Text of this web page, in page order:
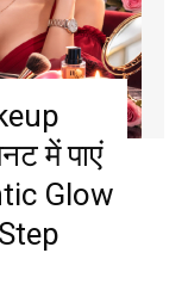
में पाएं
Glow